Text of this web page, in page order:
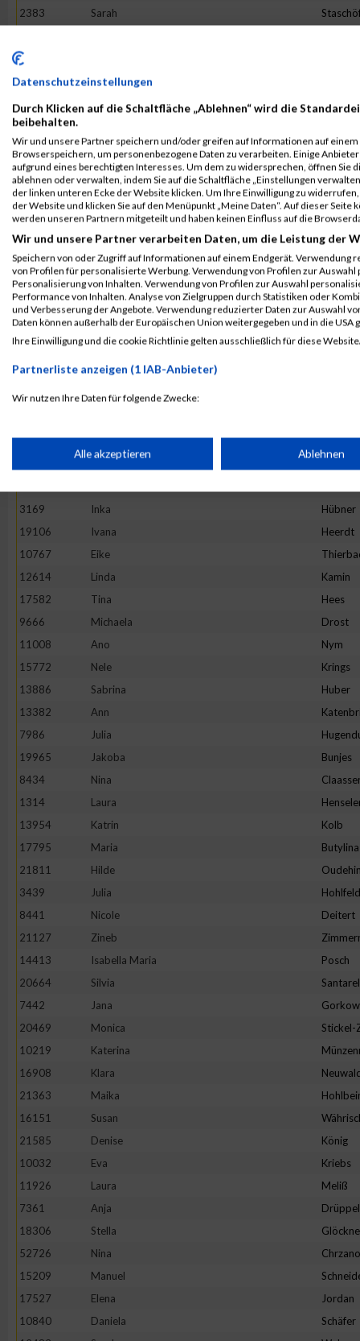
2383
Sarah
10079
18862
Tineke
18205
Sandra
3475
16268
Lotte
5049
Sabine
Eim
7653
Franziska
Flügge
1380
Jeanne Li
Voß
6002
Julia
4892
Maria
Hesse
13982
Maria
Ivanova
16781
Stefanie
Prehm
11527
Rebecca
20265
Kinga
18782
Stephanie
10325
Ano
Nym
Natalie
3169
Inka
Hübner
19106
Ivana
Heerdt
10767
Eike
12614
Linda
Kamin
17582
Tina
Hees
9666
Michaela
Drost
11008
Ano
Nym
15772
Nele
Krings
13886
Sabrina
Huber
13382
Ann
7986
Julia
19965
Jakoba
Bunjes
8434
Nina
1314
Laura
13954
Katrin
Kolb
17795
Maria
Butylina
21811
Hilde
3439
Julia
Hohlfeld
8441
Nicole
Deitert
21127
Zineb
14413
Isabella Maria
Posch
20664
Silvia
7442
Jana
Gorkow
20469
Monica
Stickel-
10219
Katerina
16908
Klara
21363
Maika
16151
Susan
21585
Denise
König
10032
Eva
Kriebs
11926
Laura
Meliß
7361
Anja
Drüppel
18306
Stella
52726
Nina
15209
Manuel
17527
Elena
Jordan
10840
Daniela
Schäfer
Datenschutzeinstellungen
Durch Klicken auf die Schaltfläche „Ablehnen“ wird die
beibehalten.
Wir und unsere Partner speichern und/oder greifen auf Informationen auf
Browserspeichern, um personenbezogene Daten zu verarbeiten. Einige
aufgrund eines berechtigten Interesses. Um dem zu widersprechen, öffnen Sie
ablehnen oder verwalten, indem Sie auf die Schaltfläche „Einstellungen
der linken unteren Ecke der Website klicken. Um Ihre Einwilligung zu
der Website und klicken Sie auf den Menüpunkt „Meine Daten“. Auf dieser
werden unseren Partnern mitgeteilt und haben keinen Einfluss auf die
Wir und unsere Partner verarbeiten Daten, um die Leistung der
Speichern von oder Zugriff auf Informationen auf einem Endgerät. Verwendung
von Profilen für personalisierte Werbung. Verwendung von Profilen zur
Personalisierung von Inhalten. Verwendung von Profilen zur Auswahl
Performance von Inhalten. Analyse von Zielgruppen durch Statistiken oder
und Verbesserung der Angebote. Verwendung reduzierter Daten zur Auswahl
Daten können außerhalb der Europäischen Union weitergegeben und in die USA
Ihre Einwilligung und die cookie Richtlinie gelten ausschließlich für diese
Partnerliste anzeigen (1 IAB-Anbieter)
Wir nutzen Ihre Daten für folgende Zwecke:
Speichern von oder Zugriff auf Informationen auf einem
Erstellung von Profilen für personalisierte Werbung
Verwendung von Profilen zur Auswahl personalisierter
Erstellung von Profilen zur Personalisierung von Inhalten
Messung der Werbeleistung
Messung der Performance von Inhalten
Analyse von Zielgruppen durch Statistiken oder
Entwicklung und Verbesserung der Angebote
IAB-Besonderheiten:
Geräte anhand von aktiv angeforderten Informationen
Nicht-IAB-Verarbeitungszwecke:
Notwendig
Performance
Funktional
Alle akzeptieren Ablehnen